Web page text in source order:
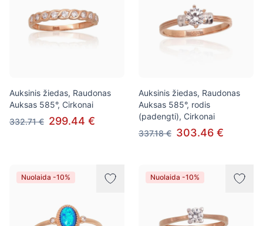
Auksinis žiedas, Raudonas
Auksas 585°, Cirkonai
332.71 € 299.44 €
Auksinis žiedas, Raudonas
Auksas 585°, rodis
(padengti), Cirkonai
337.18 € 303.46 €
Nuolaida -10% Nuolaida -10%